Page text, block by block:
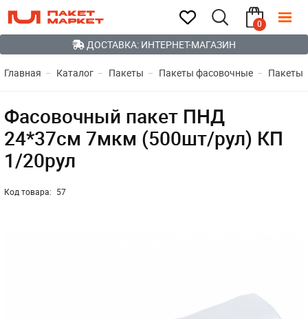
0
ДОСТАВКА: ИНТЕРНЕТ-МАГАЗИН
Главная Каталог Пакеты Пакеты фасовочные Пакеты
Фасовочный пакет ПНД
24*37см 7мкм (500шт/рул) КП
1/20рул
Код товара: 57